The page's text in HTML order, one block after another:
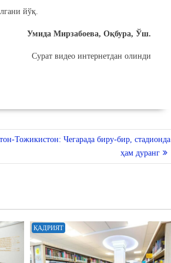
йўқ.
Умида Мирзабоева, Оқбура, Ўш.
Сурат видео интернетдан олинди
Тожикистон: Чегарада биру-бир, стадионда
ҳам дуранг
ҚАДРИЯТ